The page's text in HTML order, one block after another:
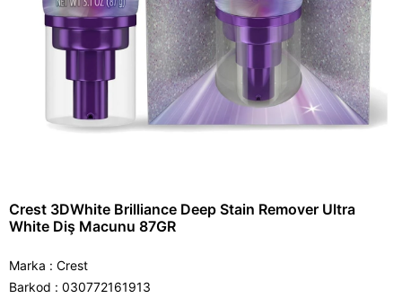
Crest 3DWhite Brilliance Deep Stain Remover Ultra
White Diş Macunu 87GR
Marka : Crest
Barkod : 030772161913